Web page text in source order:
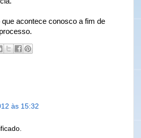
acontece conosco a fim de
às 15:32